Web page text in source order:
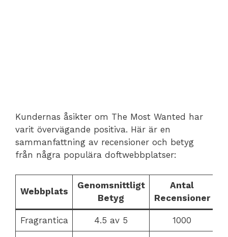
Kundernas åsikter om The Most Wanted har
varit övervägande positiva. Här är en
sammanfattning av recensioner och betyg
från några populära doftwebbplatser:
Webbplats
Genomsnittligt
Betyg
Antal
Recensioner
Fragrantica 4.5 av 5 1000